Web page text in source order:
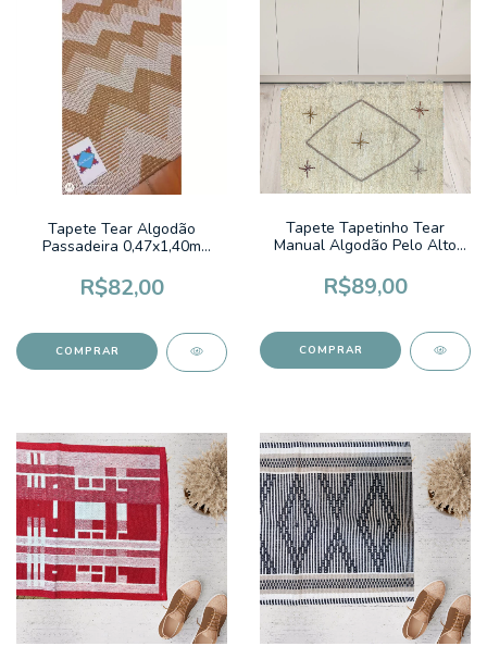
Tapete Tear Algodão
Passadeira 0,47x1,40m
R$82,00
Tapete Tapetinho Tear
Manual Algodão Pelo Alto
R$89,00